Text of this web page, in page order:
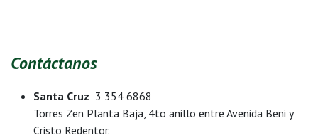
Contáctanos
Santa Cruz 3 354 6868
Torres Zen Planta Baja, 4to anillo entre Avenida Beni y
Cristo Redentor.